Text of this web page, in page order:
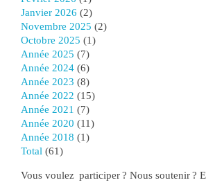
janvier 2026 (2)
novembre 2025 (2)
octobre 2025 (1)
année 2025 (7)
année 2024(6)
année 2023 (8)
année 2022 (15)
année 2021 (7)
année 2020 (11)
année 2018 (1)
total (61)
Vous voulez participer ? Nous soutenir ?